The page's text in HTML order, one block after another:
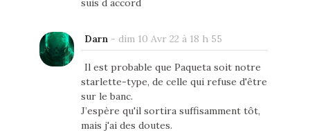
suis d accord
Darn- dim 10 Avr 22 à 18 h 55
Il est probable que Paqueta soit notre
starlette-type, de celle qui refuse d'être
sur le banc.
J’espère qu'il sortira suffisamment tôt,
mais j'ai des doutes.